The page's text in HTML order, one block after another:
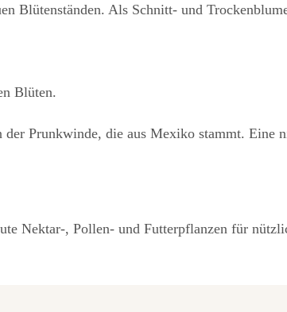
Blütenständen. Als Schnitt- und
Blüten.
Prunkwinde, die aus Mexiko stammt. Eine
Nektar-, Pollen- und Futterpflanzen für